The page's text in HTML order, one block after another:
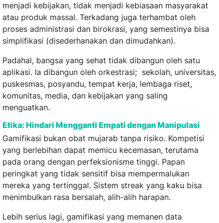
menjadi kebijakan, tidak menjadi kebiasaan masyarakat
atau produk massal. Terkadang juga terhambat oleh
proses administrasi dan birokrasi, yang semestinya bisa
simplifikasi (disederhanakan dan dimudahkan).
Padahal, bangsa yang sehat tidak dibangun oleh satu
aplikasi. Ia dibangun oleh orkestrasi; sekolah, universitas,
puskesmas, posyandu, tempat kerja, lembaga riset,
komunitas, media, dan kebijakan yang saling
menguatkan.
Etika: Hindari Mengganti Empati dengan Manipulasi
Gamifikasi bukan obat mujarab tanpa risiko. Kompetisi
yang berlebihan dapat memicu kecemasan, terutama
pada orang dengan perfeksionisme tinggi. Papan
peringkat yang tidak sensitif bisa mempermalukan
mereka yang tertinggal. Sistem streak yang kaku bisa
menimbulkan rasa bersalah, alih-alih harapan.
Lebih serius lagi, gamifikasi yang memanen data